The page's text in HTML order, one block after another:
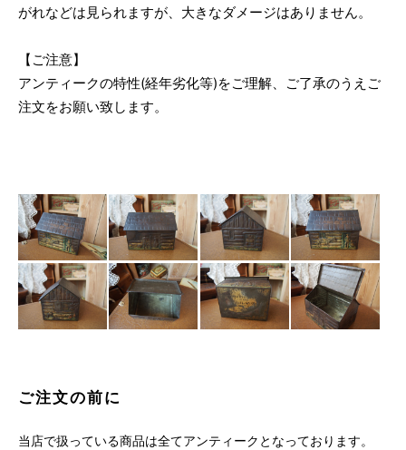
がれなどは見られますが、大きなダメージはありません。
【ご注意】
アンティークの特性(経年劣化等)をご理解、ご了承のうえご
注文をお願い致します。
ご注文の前に
当店で扱っている商品は全てアンティークとなっております。